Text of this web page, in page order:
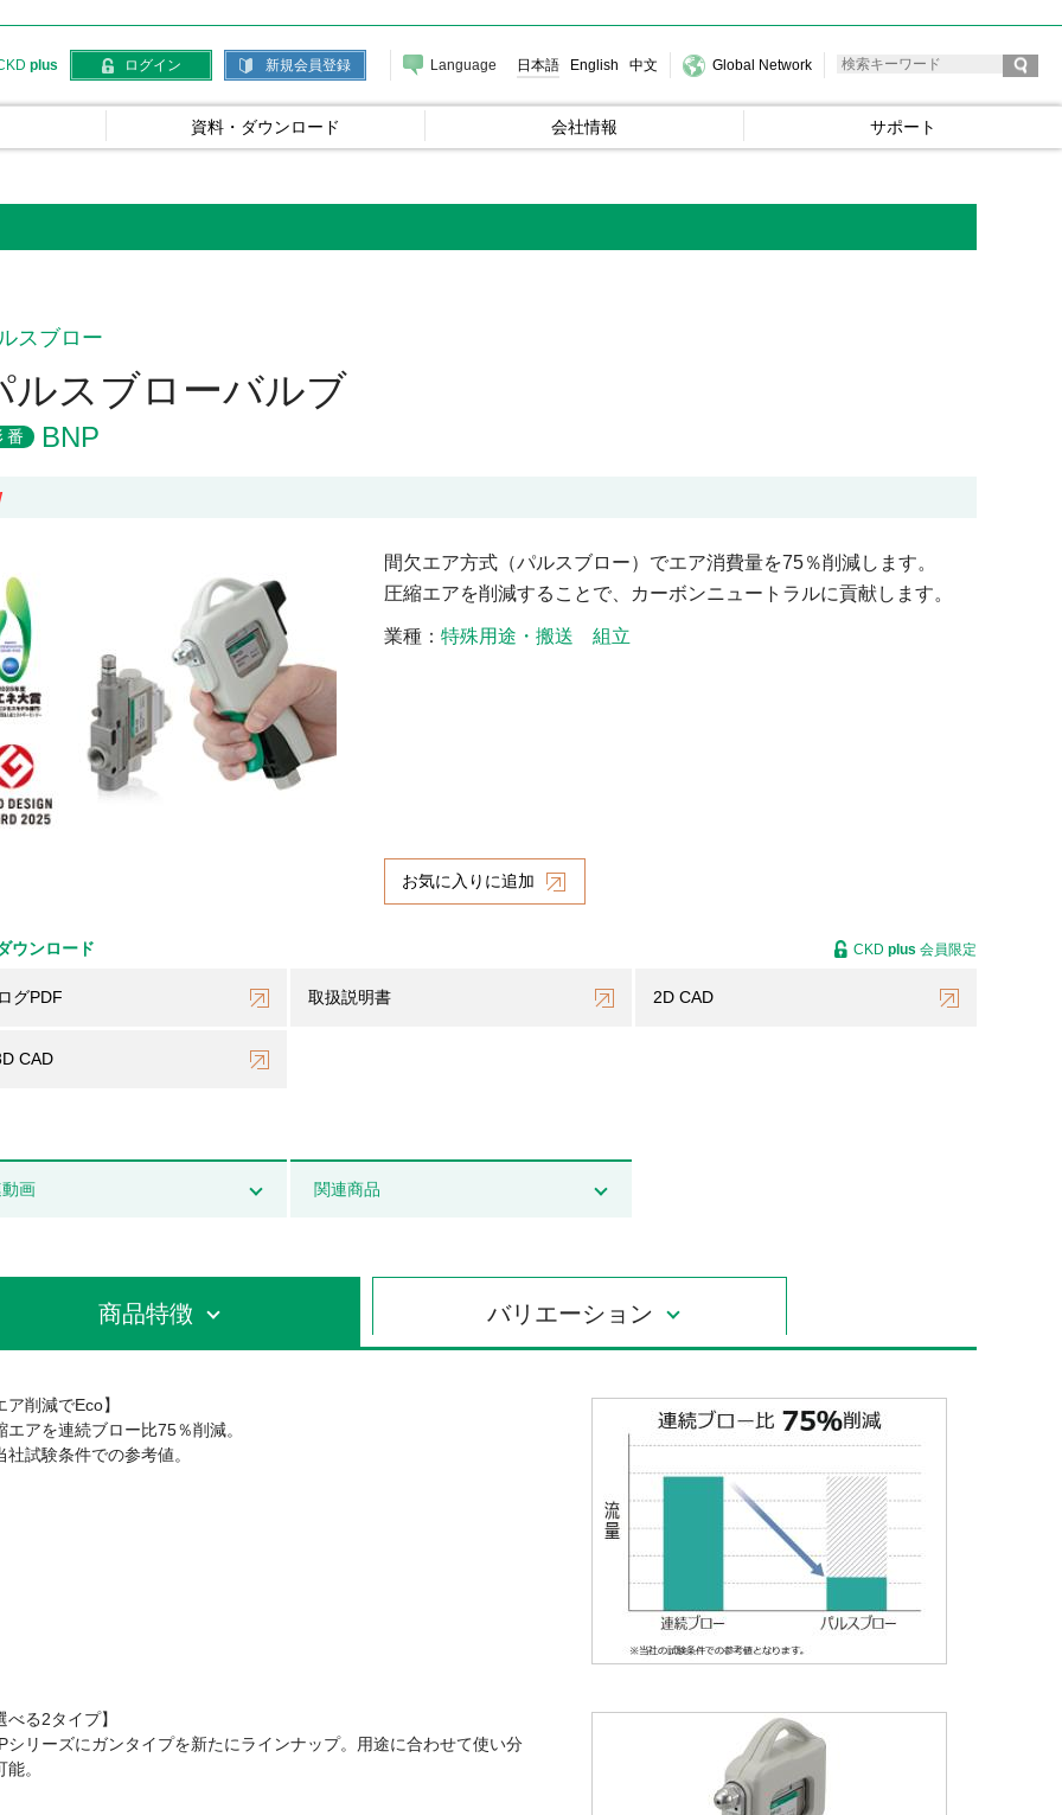
plus ログイン 新規会員登録 Language 日本語 English 中文 Global Network
資料・ダウンロード 会社情報 サポート
スブロー
ルスブローバルブ
番 BNP
間欠エア方式（パルスブロー）でエア消費量を75％削減します。
圧縮エアを削減することで、カーボンニュートラルに貢献します。
業種 特殊用途・搬送 組立
お気に入りに追加
ウンロード
グPDF 取扱説明書 2D CAD
CAD
CKD plus 会員限定
画 関連商品
商品特徴 バリエーション
ア削減でEco】
エアを連続ブロー比75％削減。
試験条件での参考値。
べる2タイプ】
シリーズにガンタイプを新たにラインナップ。用途に合わせて使い分
能。